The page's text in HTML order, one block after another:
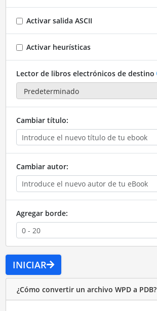
Activar salida ASCII
Activar heurísticas
Lector de libros electrónicos de destino
Cambiar título:
Cambiar autor:
Agregar borde:
INICIAR
¿Cómo convertir un archivo WPD a PDB?